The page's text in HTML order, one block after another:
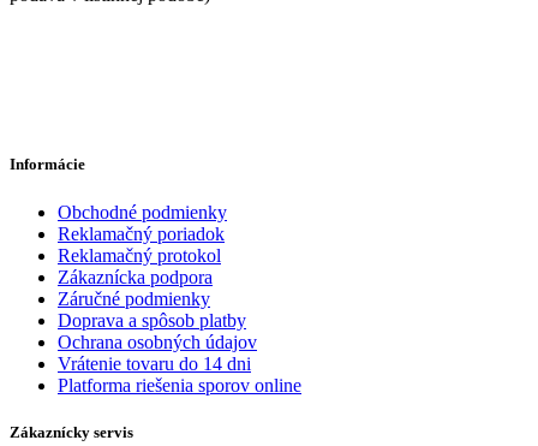
Informácie
Obchodné podmienky
Reklamačný poriadok
Reklamačný protokol
Zákaznícka podpora
Záručné podmienky
Doprava a spôsob platby
Ochrana osobných údajov
Vrátenie tovaru do 14 dni
Platforma riešenia sporov online
Zákaznícky servis